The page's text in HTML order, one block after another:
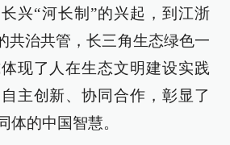
兴“河长制”的兴起，到江浙
共治共管，长三角生态绿色一
现了人在生态文明建设实践
主创新、协同合作，彰显了
体的中国智慧。